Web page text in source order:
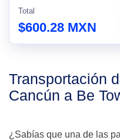
Total
$600.28 MXN
Transportación
Cancún a Be
¿Sabías que una de las